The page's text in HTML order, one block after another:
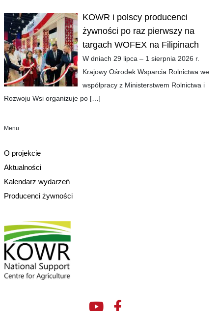
KOWR i polscy producenci
żywności po raz pierwszy na
targach WOFEX na Filipinach
W dniach 29 lipca – 1 sierpnia 2026 r.
Krajowy Ośrodek Wsparcia Rolnictwa we
współpracy z Ministerstwem Rolnictwa i
Rozwoju Wsi organizuje po […]
Menu
O projekcie
Aktualności
Kalendarz wydarzeń
Producenci żywności